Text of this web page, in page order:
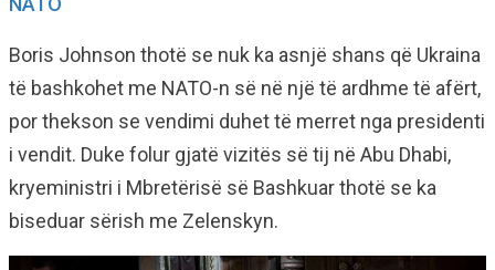
Boris Johnson thotë se nuk ka asnjë shans që Ukraina
të bashkohet me NATO-n së në një të ardhme të afërt,
por thekson se vendimi duhet të merret nga presidenti
i vendit. Duke folur gjatë vizitës së tij në Abu Dhabi,
kryeministri i Mbretërisë së Bashkuar thotë se ka
biseduar sërish me Zelenskyn.